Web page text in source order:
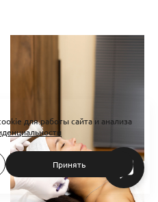
для работы сайта и анализа
Принять